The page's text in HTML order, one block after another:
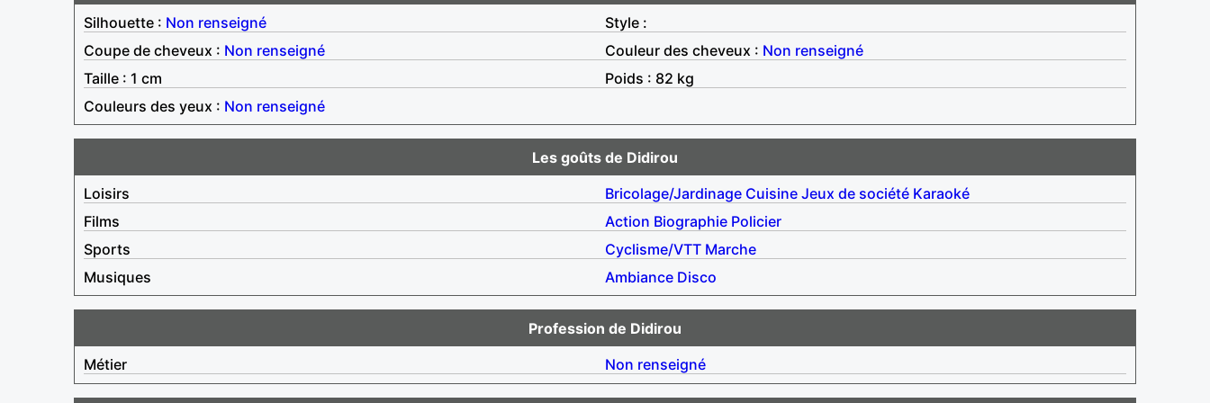
Silhouette : Non renseigné
Style :
Coupe de cheveux : Non renseigné Couleur des cheveux : Non renseigné
Taille : 1 cm
Poids : 82 kg
Couleurs des yeux : Non renseigné
Les goûts de Didirou
Loisirs
Bricolage/Jardinage Cuisine Jeux de société Karaoké
Films
Action Biographie Policier
Sports
Cyclisme/VTT Marche
Musiques
Ambiance Disco
Profession de Didirou
Métier
Non renseigné